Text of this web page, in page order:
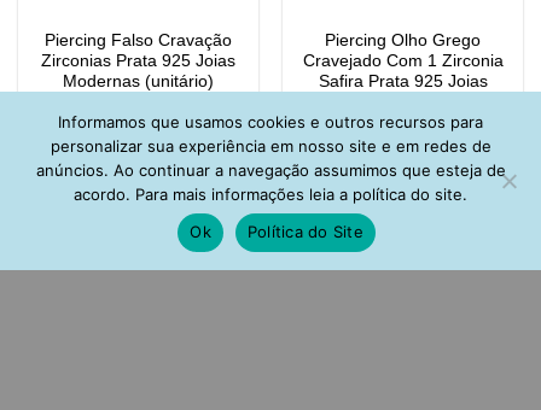
Piercing Falso Cravação
Zirconias Prata 925 Joias
Modernas (unitário)
R$108,00
Piercing Olho Grego
Cravejado Com 1 Zirconia
Safira Prata 925 Joias
R$153,00
Informamos que usamos cookies e outros recursos para
personalizar sua experiência em nosso site e em redes de
anúncios. Ao continuar a navegação assumimos que esteja de
acordo. Para mais informações leia a política do site.
Ok
Política do Site